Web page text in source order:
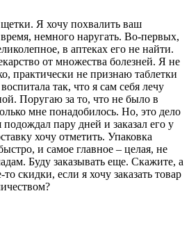
Я хочу похвалить ваш
немного наругать. Во-первых,
в аптеках его не найти.
от множества болезней. Я не
практически не признаю таблетки
так, что я сам себя лечу
Поругаю за то, что не было в
мне понадобилось. Но, это дело
подождал пару дней и заказал его у
хочу отметить. Упаковка
и самое главное – целая, не
Буду заказывать еще. Скажите, а
то скидки, если я хочу заказать товар